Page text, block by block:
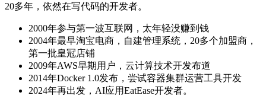
20多年，依然在写代码的开发者。
2000年参与第一波互联网，太年轻没赚到钱
2004年最早淘宝电商，自建管理系统，20多个加盟商，
第一批皇冠店铺
2009年AWS早期用户，云计算技术开发布道
2014年Docker 1.0发布，尝试容器集群运营工具开发
2024年再出发，AI应用EatEase开发者。